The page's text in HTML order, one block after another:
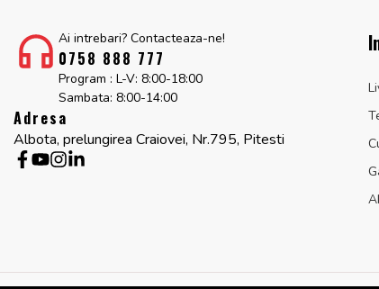
Ai intrebari? Contacteaza-ne!
0758 888 777
Program : L-V: 8:00-18:00
Sambata: 8:00-14:00
Adresa
Albota, prelungirea Craiovei, Nr.795, Pitesti